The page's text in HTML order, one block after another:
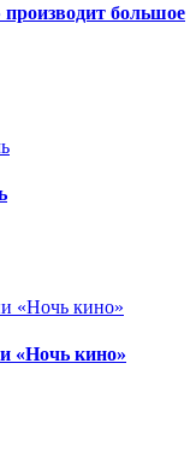
большое
«Ночь кино»